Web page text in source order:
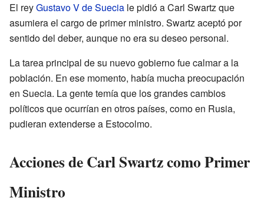
El reyGustavo V de Suecia le pidió a Carl Swartz que
asumiera el cargo de primer ministro. Swartz aceptó por
sentido del deber, aunque no era su deseo personal.
La tarea principal de su nuevo gobierno fue calmar a la
población. En ese momento, había mucha preocupación
en Suecia. La gente temía que los grandes cambios
políticos que ocurrían en otros países, como en Rusia,
pudieran extenderse a Estocolmo.
Acciones de Carl Swartz como Primer
Ministro